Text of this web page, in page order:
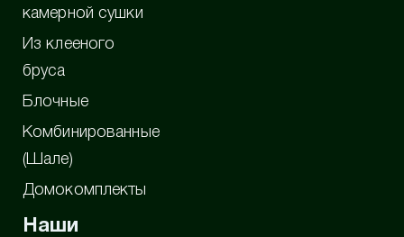
камерной сушки
Из клееного
бруса
Блочные
Комбинированные
(Шале)
Домокомплекты
Наши